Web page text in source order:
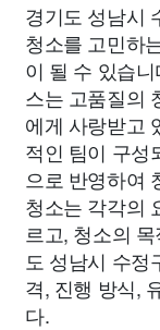
경기도 성남시
청소를 고민하
이 될 수 있습
스는 고품질의
에게 사랑받고
적인 팀이 구성
으로 반영하여
청소는 각각의
르고, 청소의
도 성남시 수정
격, 진행 방식,
다.